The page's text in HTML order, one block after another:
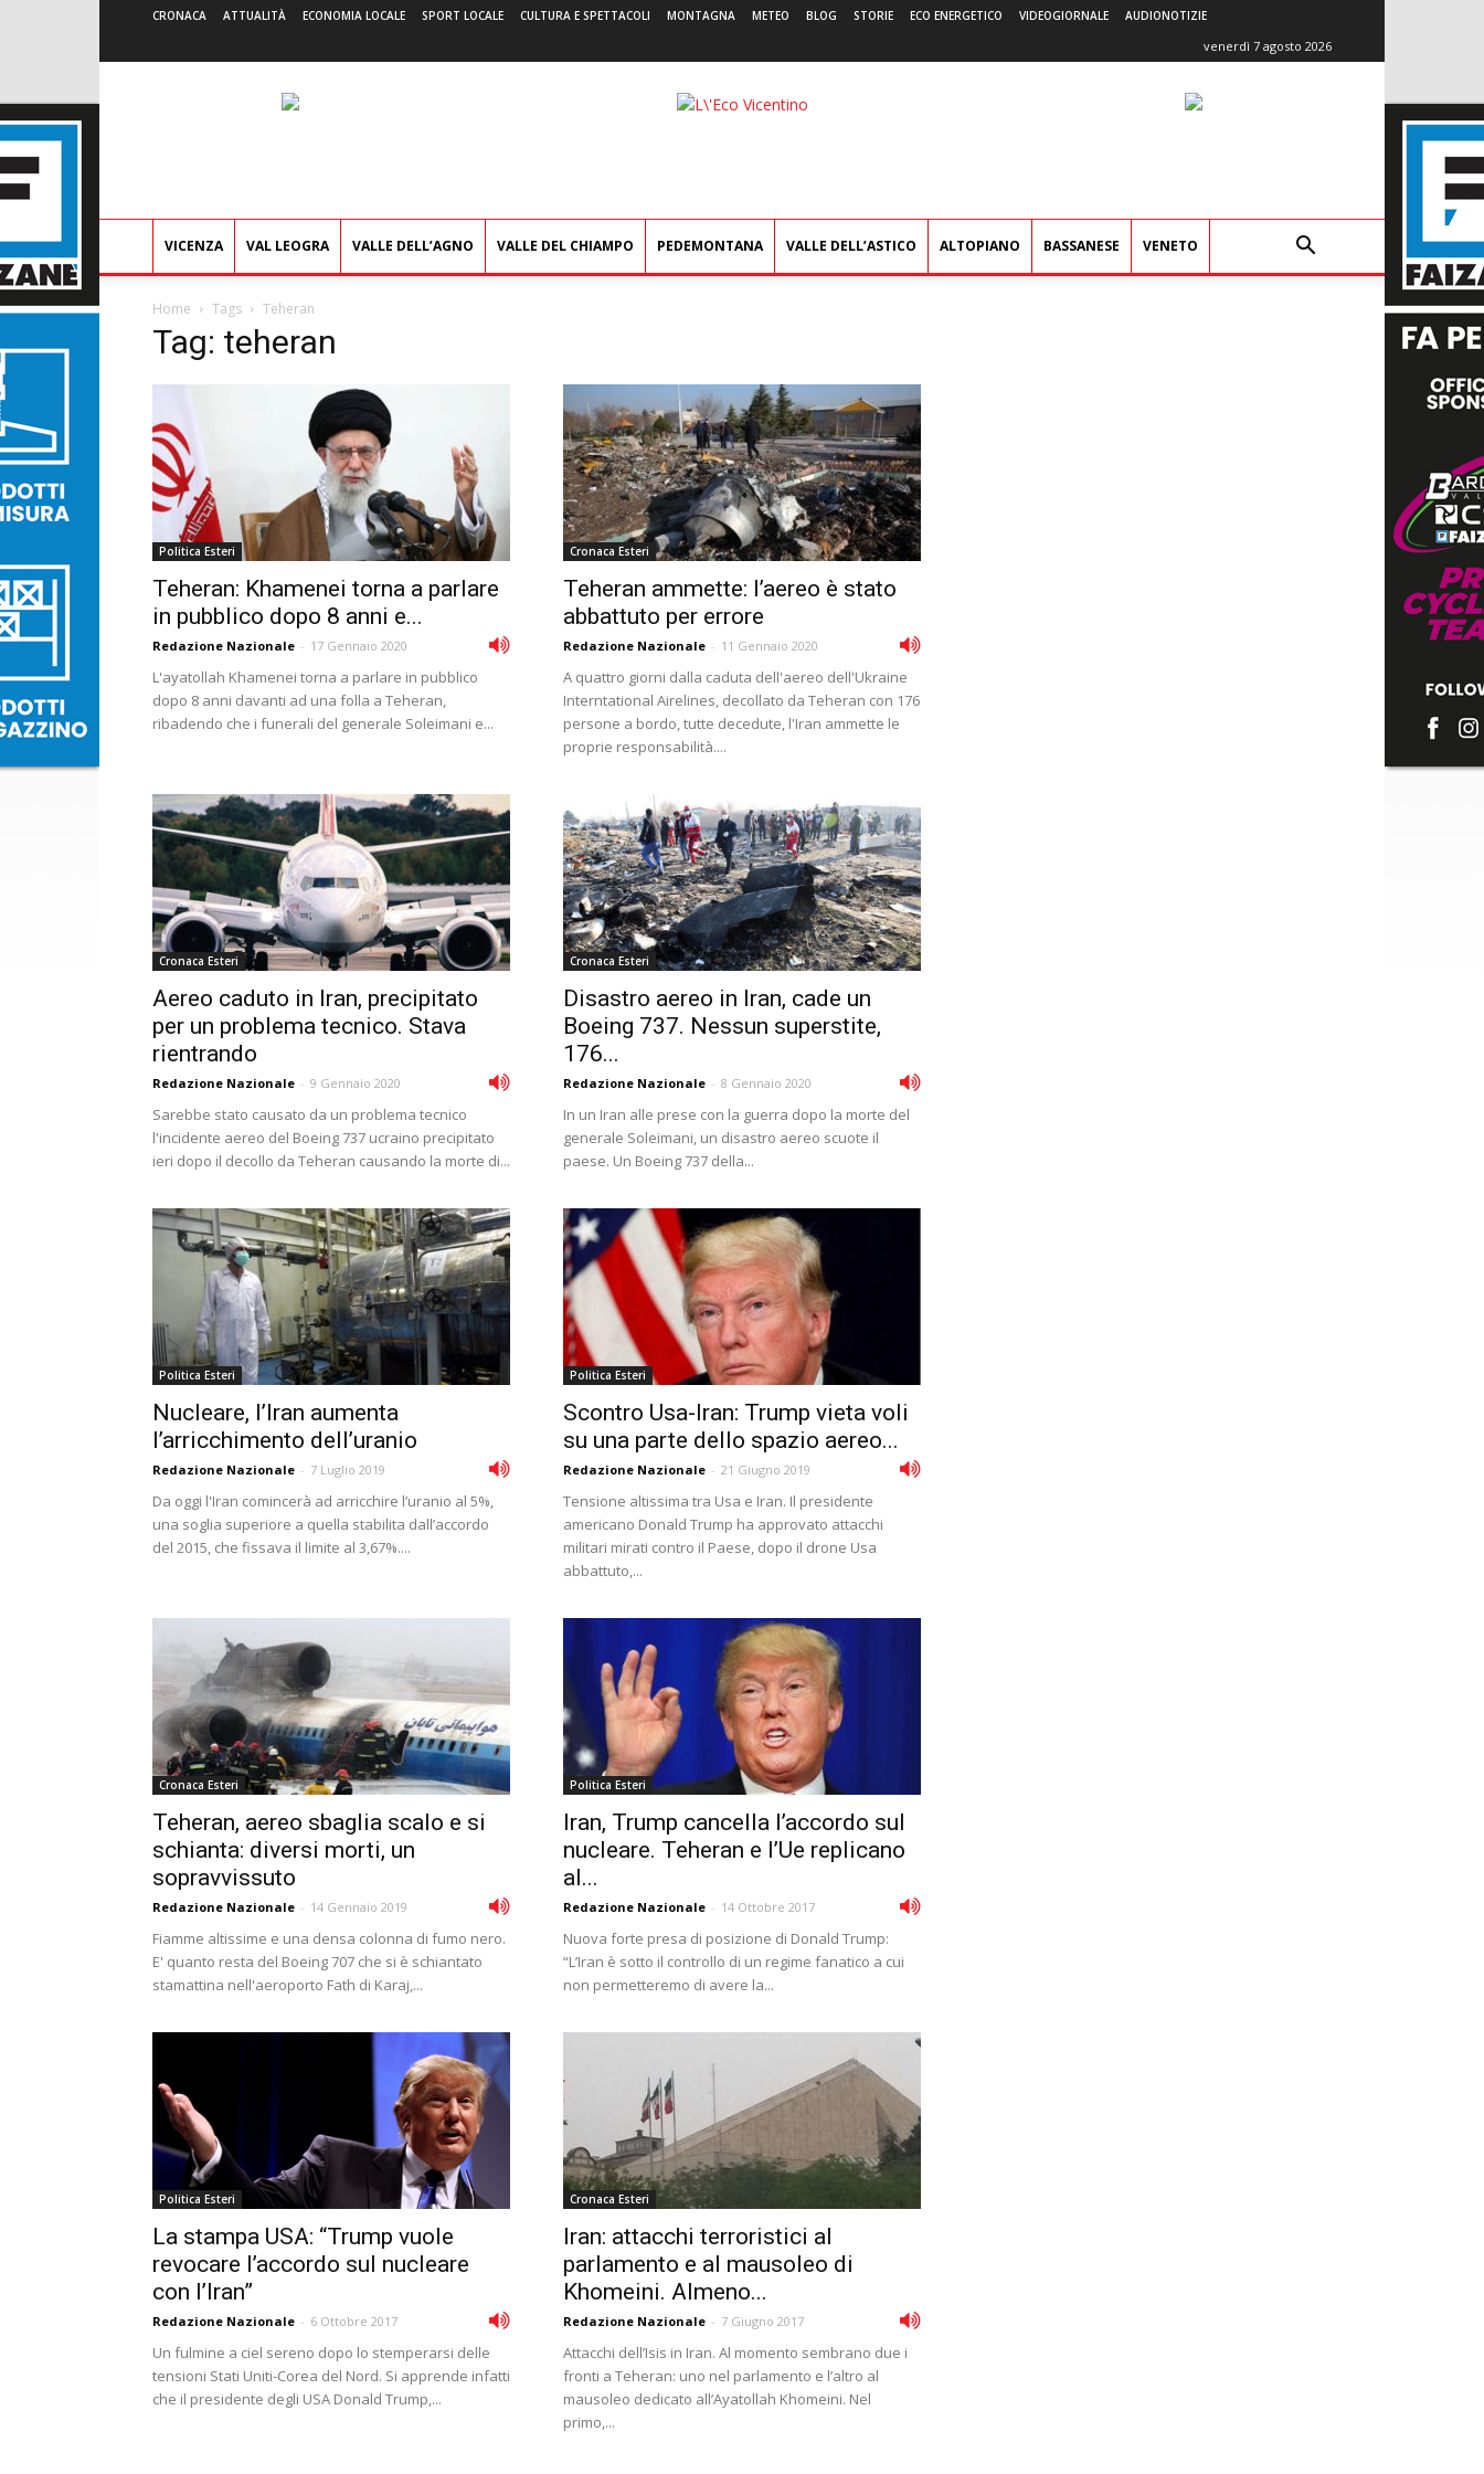
CRONACA ATTUALITÀ ECONOMIA LOCALE SPORT LOCALE CULTURA E SPETTACOLI MONTAGNA METEO BLOG STORIE ECO ENERGETICO VIDEOGIORNALE AUDIONOTIZIE
venerdì 7 agosto 2026
L'Eco
VICENZA VAL LEOGRA VALLE DELL’AGNO VALLE DEL CHIAMPO PEDEMONTANA VALLE DELL’ASTICO ALTOPIANO BASSANESE VENETO
Home Tags Teheran
Tag: teheran
Politica Esteri
Teheran: Khamenei torna a parlare
in pubblico dopo 8 anni e...
Redazione Nazionale - 17 Gennaio 2020
L'ayatollah Khamenei torna a parlare in pubblico
dopo 8 anni davanti ad una folla a Teheran,
ribadendo che i funerali del generale Soleimani e...
Cronaca Esteri
Teheran ammette: l’aereo è stato
abbattuto per errore
Redazione Nazionale - 11 Gennaio 2020
A quattro giorni dalla caduta dell'aereo dell'Ukraine
Interntational Airelines, decollato da Teheran con 176
persone a bordo, tutte decedute, l'Iran ammette le
proprie responsabilità....
Cronaca Esteri
Aereo caduto in Iran, precipitato
per un problema tecnico. Stava
rientrando
Redazione Nazionale - 9 Gennaio 2020
Sarebbe stato causato da un problema tecnico
l'incidente aereo del Boeing 737 ucraino precipitato
ieri dopo il decollo da Teheran causando la morte di...
Cronaca Esteri
Disastro aereo in Iran, cade un
Boeing 737. Nessun superstite,
176...
Redazione Nazionale - 8 Gennaio 2020
In un Iran alle prese con la guerra dopo la morte del
generale Soleimani, un disastro aereo scuote il
paese. Un Boeing 737 della...
Politica Esteri
Nucleare, lʼIran aumenta
lʼarricchimento dellʼuranio
Redazione Nazionale - 7 Luglio 2019
Da oggi l'Iran comincerà ad arricchire l’uranio al 5%,
una soglia superiore a quella stabilita dall’accordo
del 2015, che fissava il limite al 3,67%....
Politica Esteri
Scontro Usa-Iran: Trump vieta voli
su una parte dello spazio aereo...
Redazione Nazionale - 21 Giugno 2019
Tensione altissima tra Usa e Iran. Il presidente
americano Donald Trump ha approvato attacchi
militari mirati contro il Paese, dopo il drone Usa
abbattuto,...
Cronaca Esteri
Teheran, aereo sbaglia scalo e si
schianta: diversi morti, un
sopravvissuto
Redazione Nazionale - 14 Gennaio 2019
Fiamme altissime e una densa colonna di fumo nero.
E' quanto resta del Boeing 707 che si è schiantato
stamattina nell'aeroporto Fath di Karaj,...
Politica Esteri
Iran, Trump cancella l’accordo sul
nucleare. Teheran e l’Ue replicano
al...
Redazione Nazionale - 14 Ottobre 2017
Nuova forte presa di posizione di Donald Trump:
“L’Iran è sotto il controllo di un regime fanatico a cui
non permetteremo di avere la...
Politica Esteri
La stampa USA: “Trump vuole
revocare l’accordo sul nucleare
con l’Iran”
Redazione Nazionale - 6 Ottobre 2017
Un fulmine a ciel sereno dopo lo stemperarsi delle
tensioni Stati Uniti-Corea del Nord. Si apprende infatti
che il presidente degli USA Donald Trump,...
Cronaca Esteri
Iran: attacchi terroristici al
parlamento e al mausoleo di
Khomeini. Almeno...
Redazione Nazionale - 7 Giugno 2017
Attacchi dell’Isis in Iran. Al momento sembrano due i
fronti a Teheran: uno nel parlamento e l’altro al
mausoleo dedicato all’Ayatollah Khomeini. Nel
primo,...